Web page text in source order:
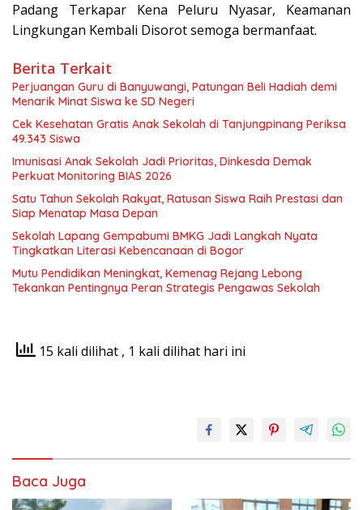
Padang Terkapar Kena Peluru Nyasar, Keamanan
Lingkungan Kembali Disorot semoga bermanfaat.
Berita Terkait
Perjuangan Guru di Banyuwangi, Patungan Beli Hadiah demi
Menarik Minat Siswa ke SD Negeri
Cek Kesehatan Gratis Anak Sekolah di Tanjungpinang Periksa
49.343 Siswa
Imunisasi Anak Sekolah Jadi Prioritas, Dinkesda Demak
Perkuat Monitoring BIAS 2026
Satu Tahun Sekolah Rakyat, Ratusan Siswa Raih Prestasi dan
Siap Menatap Masa Depan
Sekolah Lapang Gempabumi BMKG Jadi Langkah Nyata
Tingkatkan Literasi Kebencanaan di Bogor
Mutu Pendidikan Meningkat, Kemenag Rejang Lebong
Tekankan Pentingnya Peran Strategis Pengawas Sekolah
15 kali dilihat , 1 kali dilihat hari ini
Baca Juga